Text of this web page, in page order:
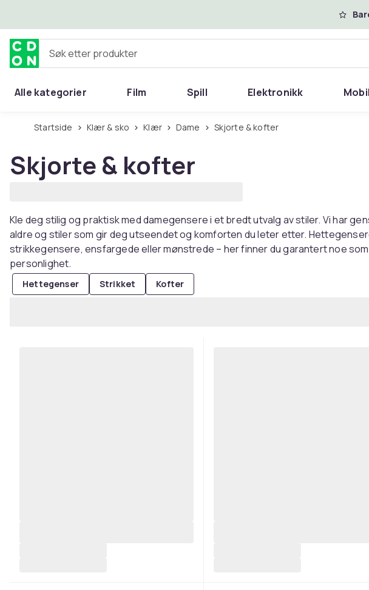
Søk etter produkter
Alle kategorier Film Spill Elektronikk
Startside Klær & sko Klær Dame Skjorte & kofter
Skjorte & kofter
Kle deg stilig og praktisk med damegensere i et bredt utvalg av stiler. Vi har
aldre og stiler som gir deg utseendet og komforten du leter etter.
strikkegensere, ensfargede eller mønstrede – her finner du garantert noe
personlighet.
Hettegenser Strikket Kofter